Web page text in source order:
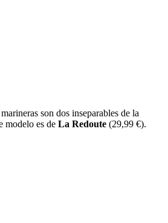
son dos inseparables de la
modelo es de La Redoute (29,99 €).